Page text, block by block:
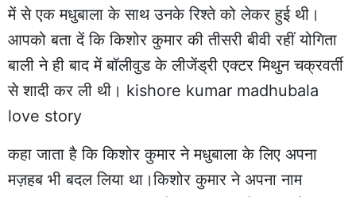
में से एक मधुबाला के साथ उनके रिश्ते को लेकर हुई थी।
आपको बता दें कि किशोर कुमार की तीसरी बीवी रहीं योगिता
बाली ने ही बाद में बॉलीवुड के लीजेंड्री एक्टर मिथुन चक्रवर्ती
से शादी कर ली थी। kishore kumar madhubala
love story
कहा जाता है कि किशोर कुमार ने मधुबाला के लिए अपना
मज़हब भी बदल लिया था।किशोर कुमार ने अपना नाम